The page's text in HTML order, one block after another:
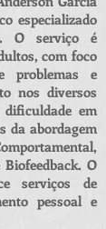
especializado
O serviço é
com foco
problemas e
nos diversos
em
da abordagem
O
serviços de
pessoal e